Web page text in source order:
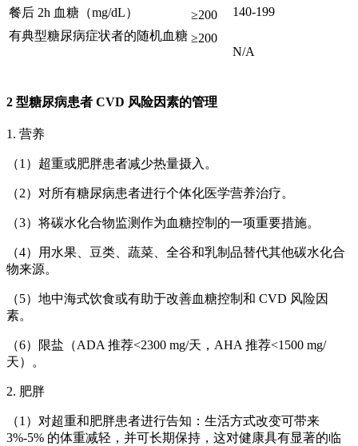
餐后 2h 血糖（mg/dL）
≥200
140-199
有典型糖尿病症状者的随机血糖 ≥200
N/A
2 型糖尿病患者 CVD 风险因素的管理
1. 营养
（1）超重或肥胖患者减少热量摄入。
（2）对所有糖尿病患者进行个体化医学营养治疗。
（3）将碳水化合物监测作为血糖控制的一项重要措施。
（4）用水果、豆类、蔬菜、全谷和乳制品替代其他碳水化合
物来源。
（5）地中海式饮食或有助于改善血糖控制和 CVD 风险因
素。
（6）限盐（ADA 推荐<2300 mg/天，AHA 推荐<1500 mg/
天）。
2. 肥胖
（1）对超重和肥胖患者进行告知：生活方式改变可带来
3%-5% 的体重减轻，并可长期保持，这对健康具有显著的临